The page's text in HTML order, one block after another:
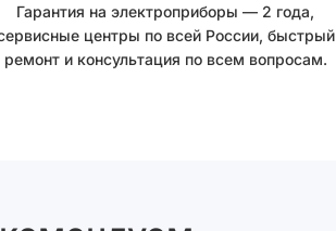
Гарантия на электроприборы — 2 года,
центры по всей России, быстрый
ремонт и консультация по всем вопросам.